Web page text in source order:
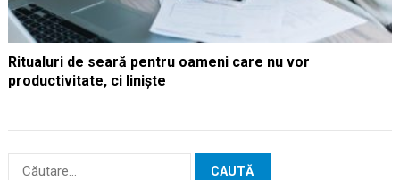
Ritualuri de seară pentru oameni care nu vor
productivitate, ci liniște
Caută